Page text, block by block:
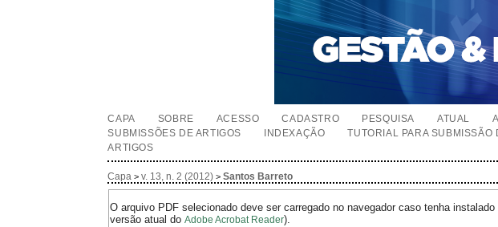
CAPA SOBRE ACESSO CADASTRO PESQUISA ATUAL
SUBMISSÕES DE ARTIGOS
INDEXAÇÃO TUTORIAL PARA SUBMISSÃO
ARTIGOS
Capa >v. 13, n. 2 (2012) >Santos Barreto
O arquivo PDF selecionado deve ser carregado no navegador caso tenha
versão atual doAdobe Acrobat Reader).